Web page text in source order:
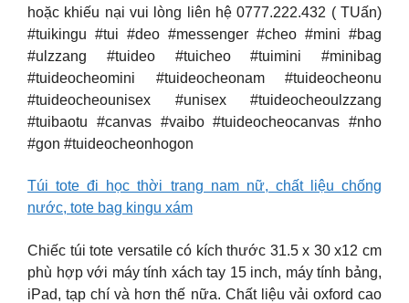
hoặc khiếu nại vui lòng liên hệ 0777.222.432 ( TUấn)
#tuikingu #tui #deo #messenger #cheo #mini #bag
#ulzzang #tuideo #tuicheo #tuimini #minibag
#tuideocheomini #tuideocheonam #tuideocheonu
#tuideocheounisex #unisex #tuideocheoulzzang
#tuibaotu #canvas #vaibo #tuideocheocanvas #nho
#gon #tuideocheonhogon
Túi tote đi học thời trang nam nữ, chất liệu chống
nước, tote bag kingu xám
Chiếc túi tote versatile có kích thước 31.5 x 30 x12 cm
phù hợp với máy tính xách tay 15 inch, máy tính bảng,
iPad, tạp chí và hơn thế nữa. Chất liệu vải oxford cao